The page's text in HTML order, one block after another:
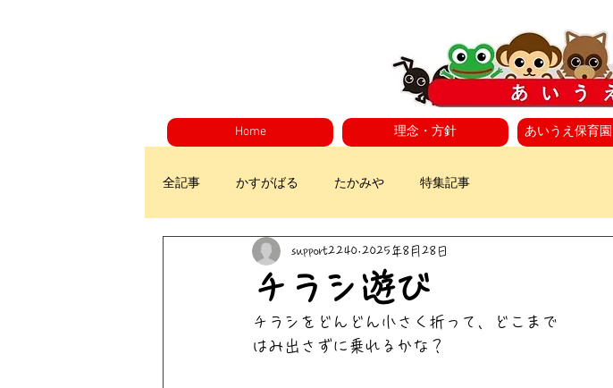
Home 理念・方針 あいうえ保育
全記事 かすがばる たかみや 特集記事
チラシ遊び
support2240 2025年8月28日
チラシをどんどん小さく折って、どこまで
はみ出さずに乗れるかな？